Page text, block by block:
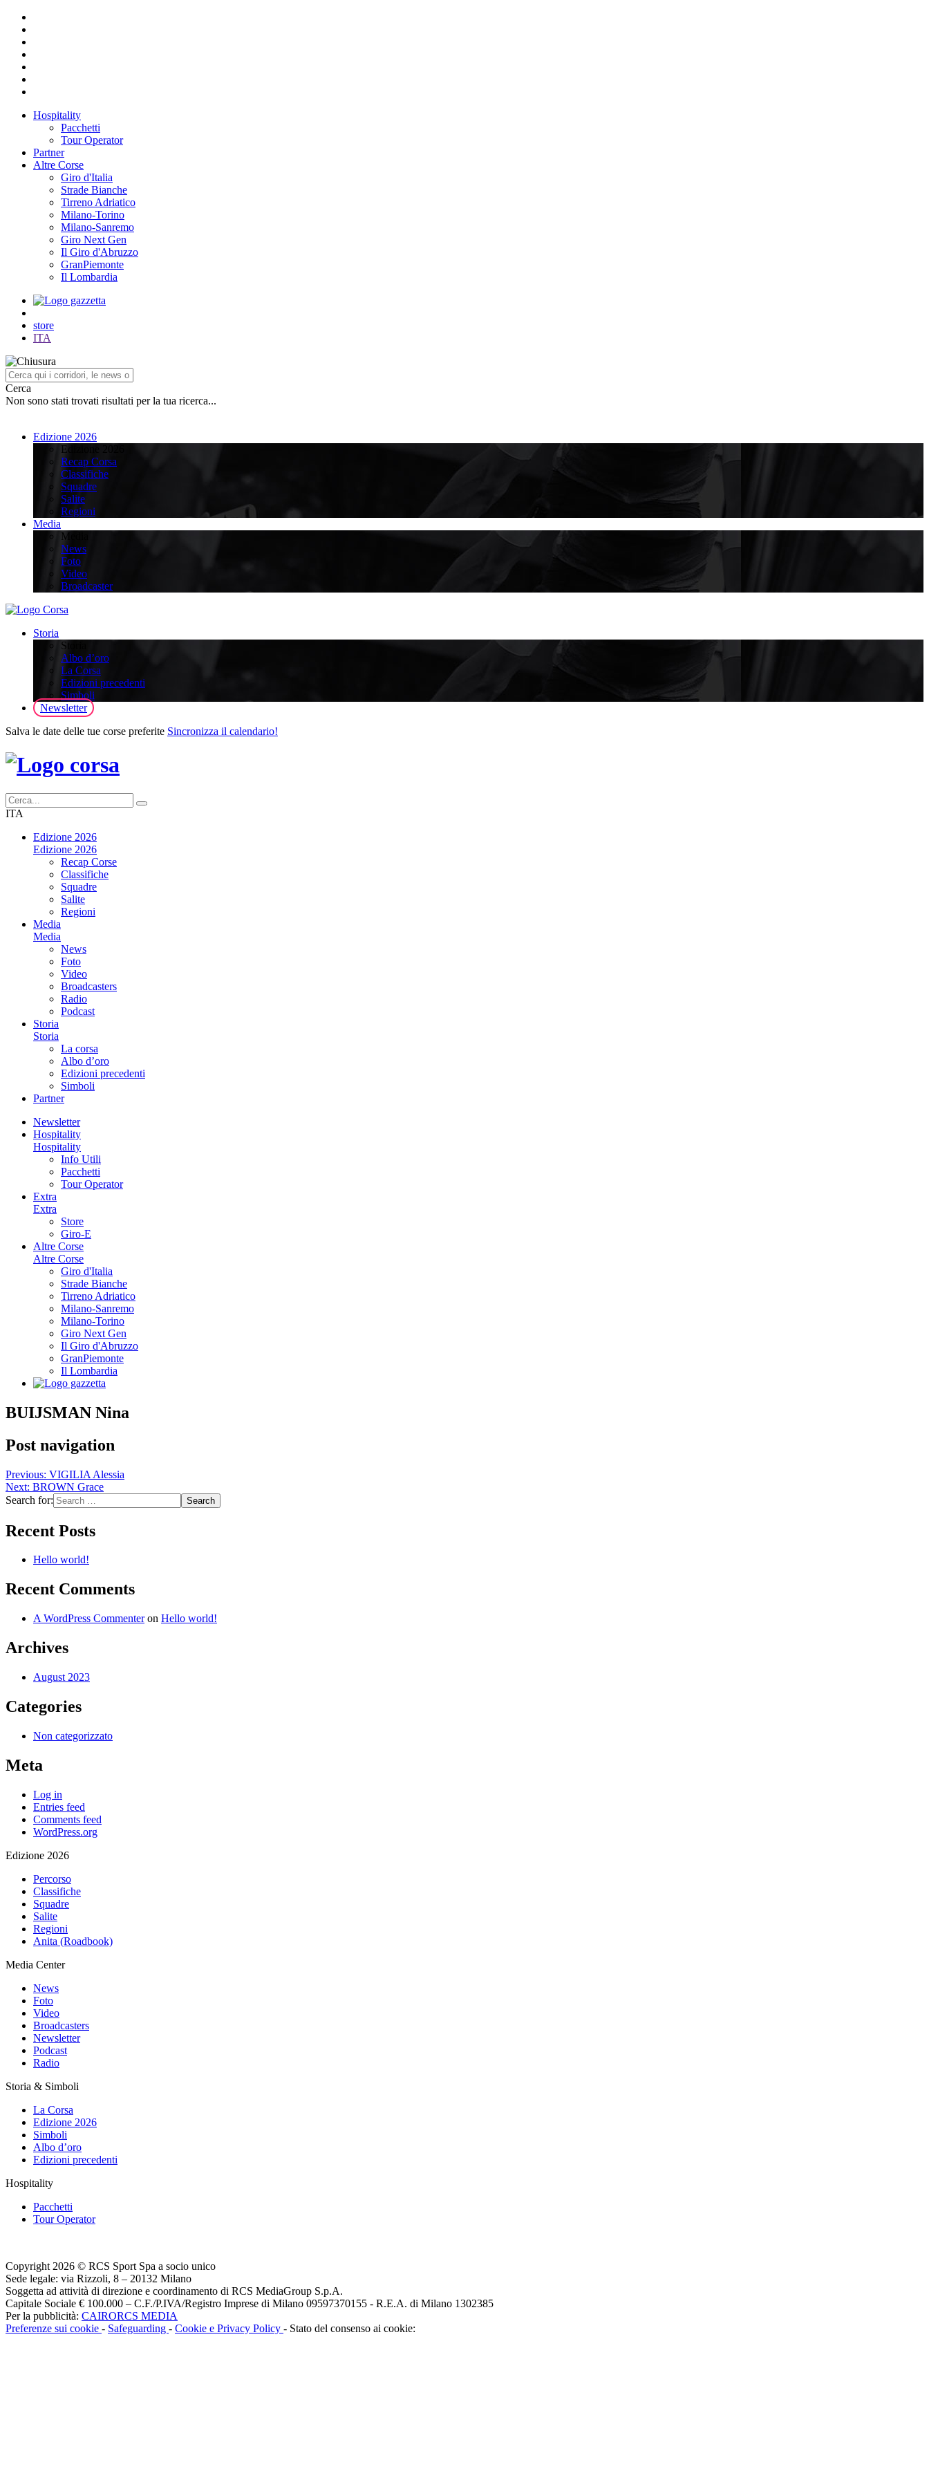
Hospitality
Pacchetti
Tour Operator
Partner
Altre Corse
Giro d'Italia
Strade Bianche
Tirreno Adriatico
Milano-Torino
Milano-Sanremo
Giro Next Gen
Il Giro d'Abruzzo
GranPiemonte
Il Lombardia
store
ITA
Cerca
Non sono stati trovati risultati per la tua ricerca...
Edizione 2026
Edizione 2026
Recap Corsa
Classifiche
Squadre
Salite
Regioni
Media
Media
News
Foto
Video
Broadcaster
Storia
Storia
Albo d’oro
La Corsa
Edizioni precedenti
Simboli
Newsletter
Salva le date delle tue corse preferite Sincronizza il calendario!
ITA
Edizione 2026
Edizione 2026
Recap Corse
Classifiche
Squadre
Salite
Regioni
Media
Media
News
Foto
Video
Broadcasters
Radio
Podcast
Storia
Storia
La corsa
Albo d’oro
Edizioni precedenti
Simboli
Partner
Newsletter
Hospitality
Hospitality
Info Utili
Pacchetti
Tour Operator
Extra
Extra
Store
Giro-E
Altre Corse
Altre Corse
Giro d'Italia
Strade Bianche
Tirreno Adriatico
Milano-Sanremo
Milano-Torino
Giro Next Gen
Il Giro d'Abruzzo
GranPiemonte
Il Lombardia
BUIJSMAN Nina
Post navigation
Previous: VIGILIA Alessia
Next: BROWN Grace
Search for:
Recent Posts
Hello world!
Recent Comments
A WordPress Commenteron Hello world!
Archives
August 2023
Categories
Non categorizzato
Meta
Log in
Entries feed
Comments feed
WordPress.org
Edizione 2026
Percorso
Classifiche
Squadre
Salite
Regioni
Anita (Roadbook)
Media Center
News
Foto
Video
Broadcasters
Newsletter
Podcast
Radio
Storia & Simboli
La Corsa
Edizione 2026
Simboli
Albo d’oro
Edizioni precedenti
Hospitality
Pacchetti
Tour Operator
Copyright 2026 © RCS Sport Spa a socio unico
Sede legale: via Rizzoli, 8 – 20132 Milano
Soggetta ad attività di direzione e coordinamento di RCS MediaGroup S.p.A.
Capitale Sociale € 100.000 – C.F./P.IVA/Registro Imprese di Milano 09597370155 - R.E.A. di Milano 1302385
Per la pubblicità: CAIRORCS MEDIA
Preferenze sui cookie - Safeguarding - Cookie e Privacy Policy - Stato del consenso ai cookie: